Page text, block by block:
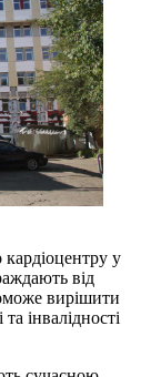
у
від
вирішити
інвалідності